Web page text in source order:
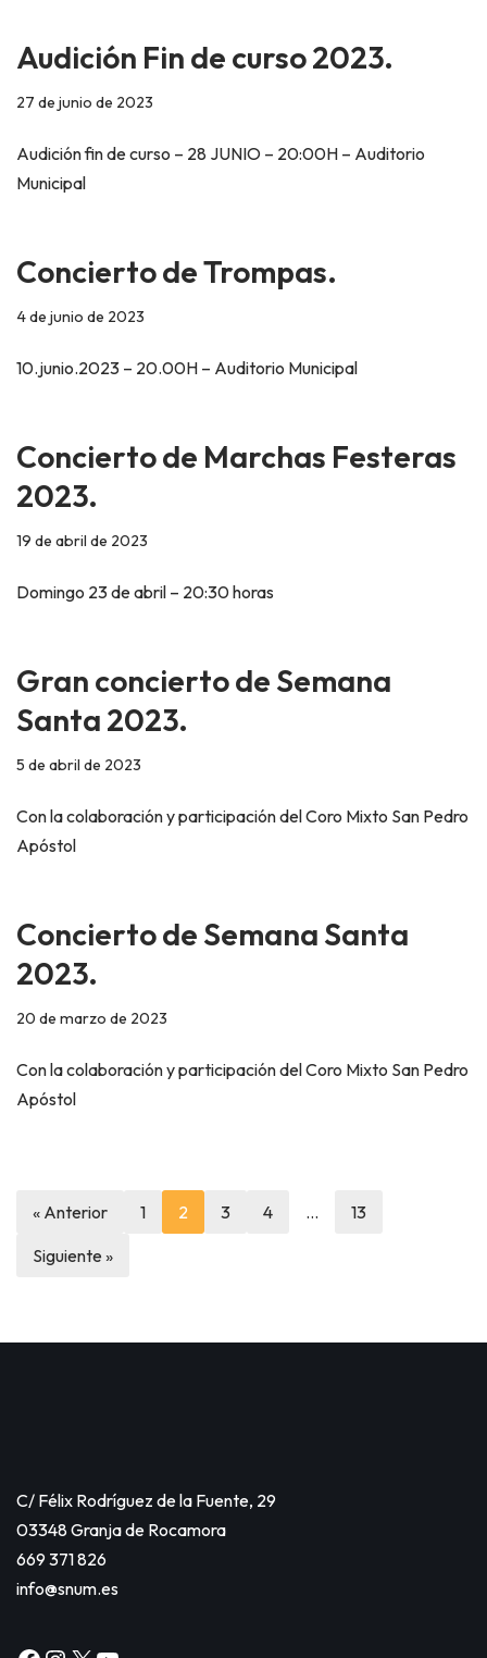
Audición Fin de curso 2023.
27 de junio de 2023
Audición fin de curso – 28 JUNIO – 20:00H – Auditorio
Municipal
Concierto de Trompas.
4 de junio de 2023
10.junio.2023 – 20.00H – Auditorio Municipal
Concierto de Marchas Festeras
2023.
19 de abril de 2023
Domingo 23 de abril – 20:30 horas
Gran concierto de Semana
Santa 2023.
5 de abril de 2023
Con la colaboración y participación del Coro Mixto San Pedro
Apóstol
Concierto de Semana Santa
2023.
20 de marzo de 2023
Con la colaboración y participación del Coro Mixto San Pedro
Apóstol
« Anterior 1 2 3 4 …
13
Siguiente »
C/ Félix Rodríguez de la Fuente, 29
03348 Granja de Rocamora
669 371 826
info@snum.es